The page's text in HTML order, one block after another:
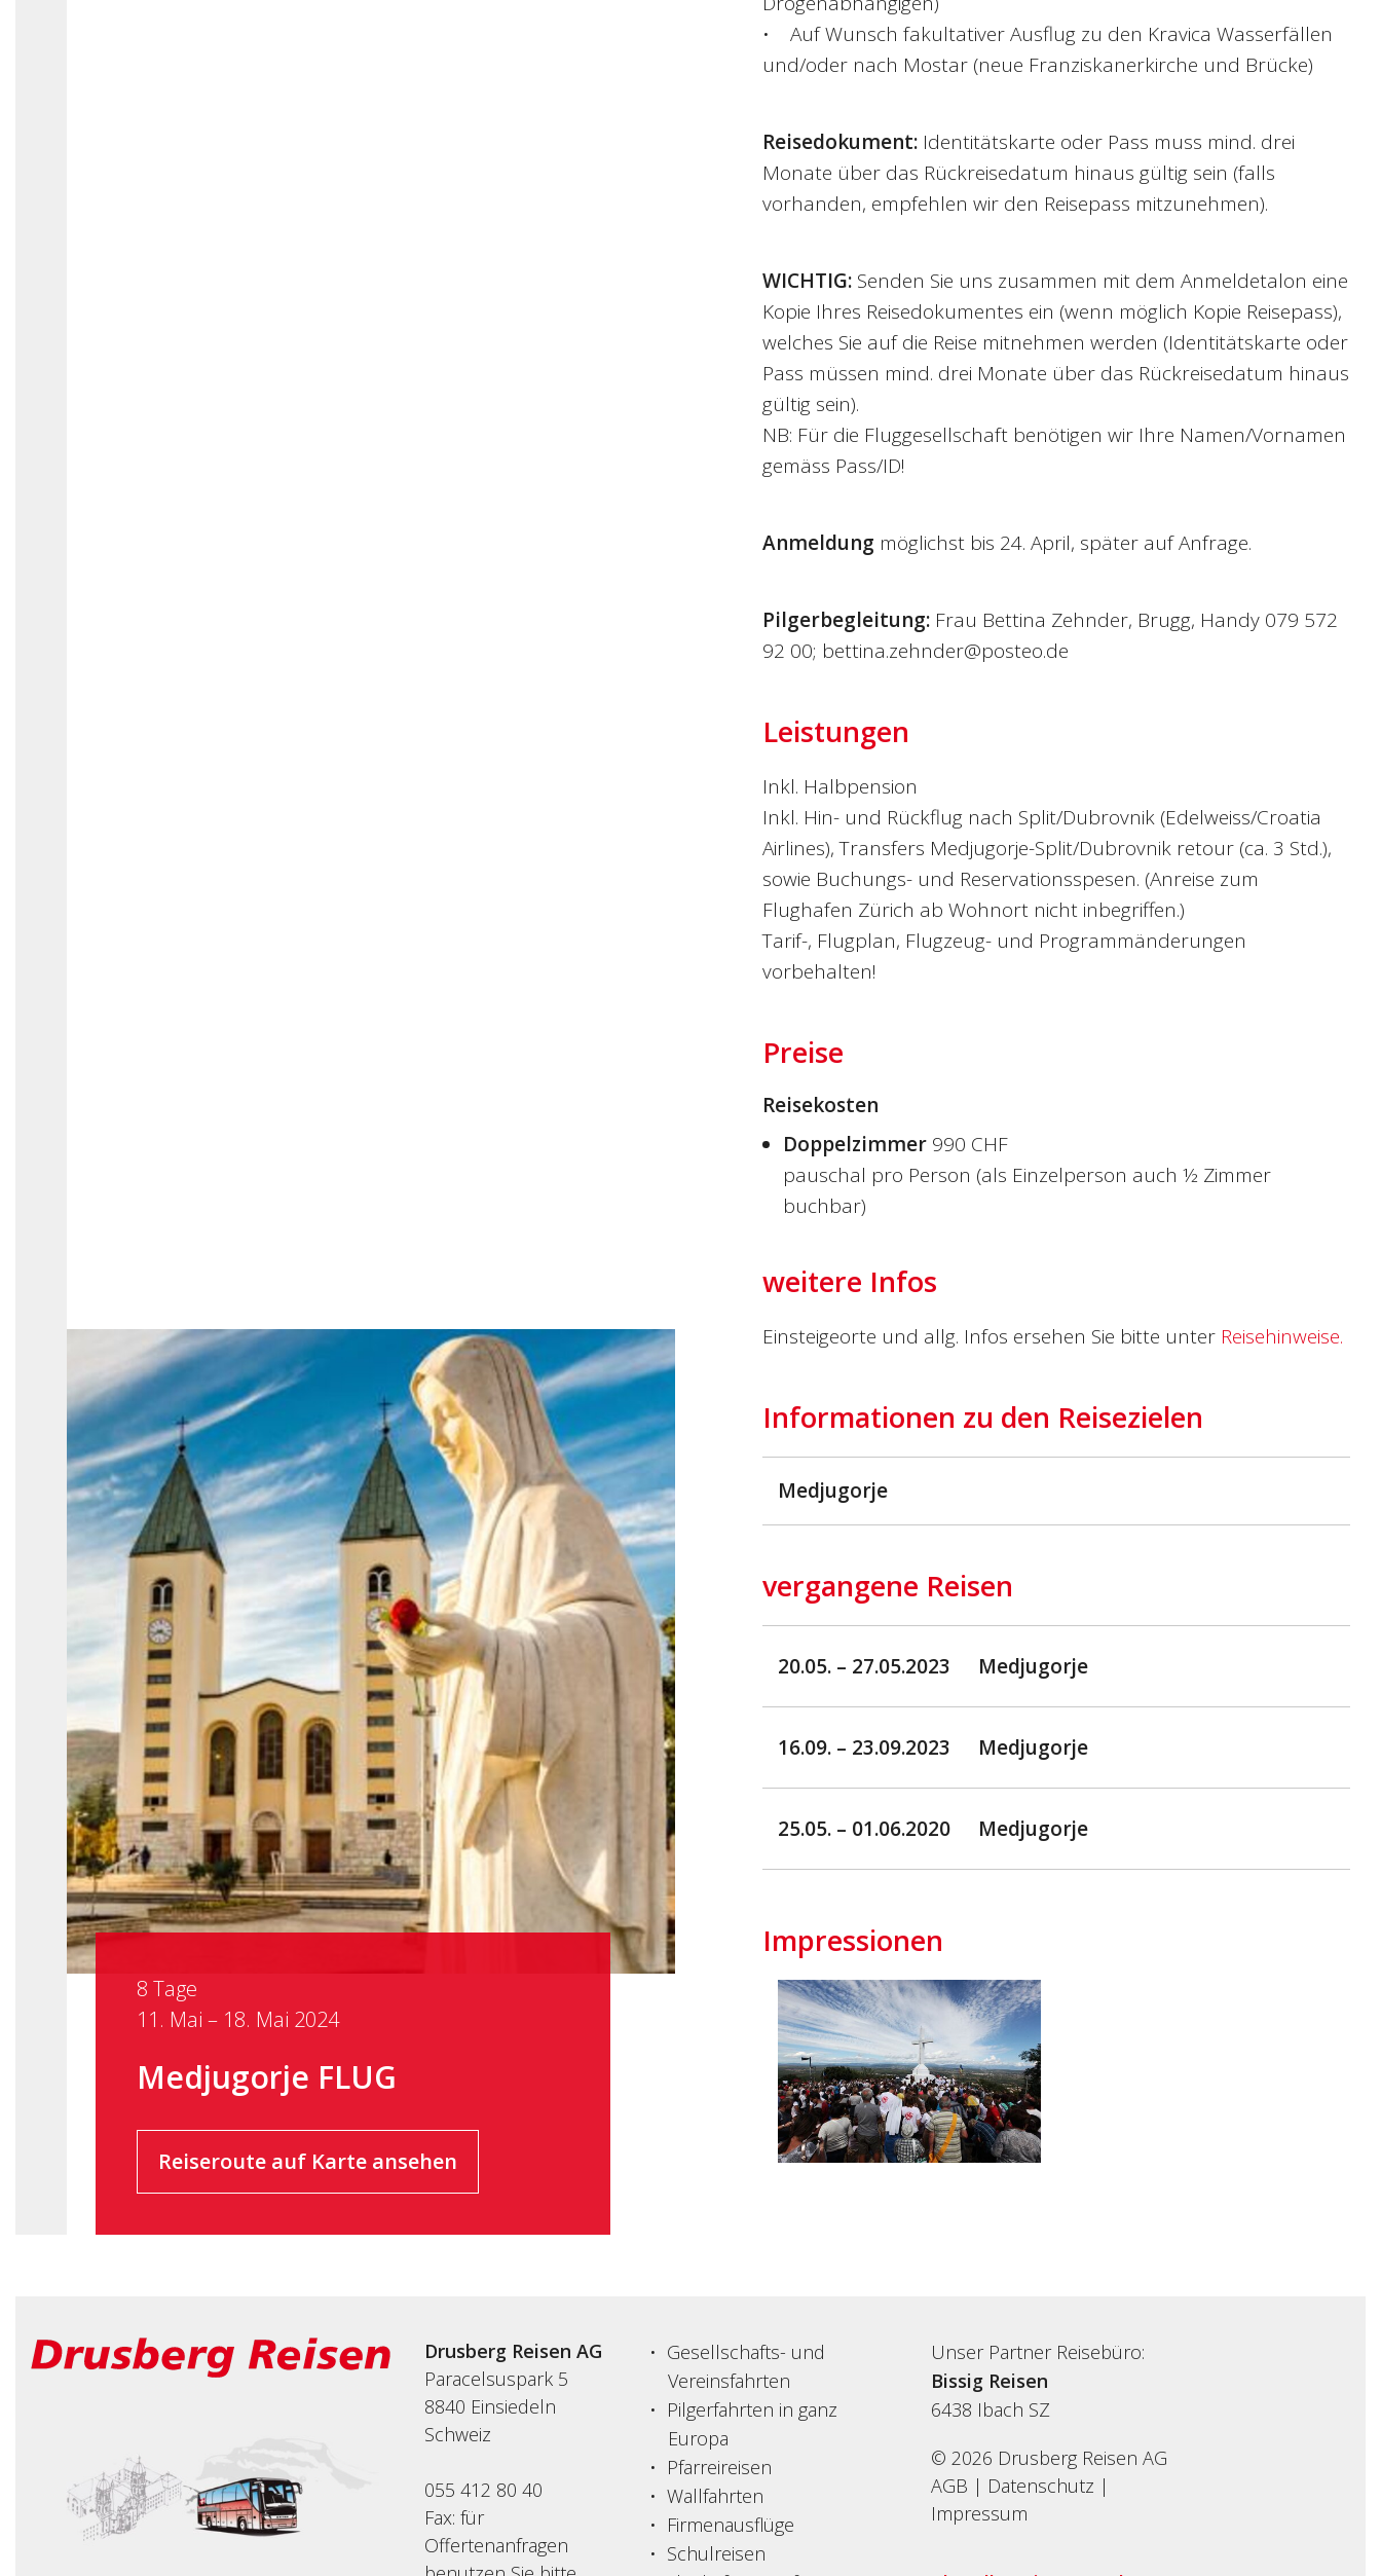
8 Tage
11. Mai – 18. Mai 2024
Medjugorje FLUG
Reiseroute auf Karte ansehen
• Auf Wunsch fakultativer Ausflug zu den Kravica Wasserfällen
und/oder nach Mostar (neue Franziskanerkirche und Brücke)
Reisedokument:Identitätskarte oder Pass muss mind. drei
Monate über das Rückreisedatum hinaus gültig sein (falls
vorhanden, empfehlen wir den Reisepass mitzunehmen).
WICHTIG:Senden Sie uns zusammen mit dem Anmeldetalon eine
Kopie Ihres Reisedokumentes ein (wenn möglich Kopie Reisepass),
welches Sie auf die Reise mitnehmen werden (Identitätskarte oder
Pass müssen mind. drei Monate über das Rückreisedatum hinaus
gültig sein).
NB: Für die Fluggesellschaft benötigen wir Ihre Namen/Vornamen
gemäss Pass/ID!
Anmeldung möglichst bis 24. April, später auf Anfrage.
Pilgerbegleitung:Frau Bettina Zehnder, Brugg, Handy 079 572
92 00; bettina.zehnder@posteo.de
Leistungen
Inkl. Halbpension
Inkl. Hin- und Rückflug nach Split/Dubrovnik (Edelweiss/Croatia
Airlines), Transfers Medjugorje-Split/Dubrovnik retour (ca. 3 Std.),
sowie Buchungs- und Reservationsspesen. (Anreise zum
Flughafen Zürich ab Wohnort nicht inbegriffen.)
Tarif-, Flugplan, Flugzeug- und Programmänderungen
vorbehalten!
Preise
Reisekosten
Doppelzimmer 990 CHF
pauschal pro Person (als Einzelperson auch ½ Zimmer
buchbar)
weitere Infos
Einsteigeorte und allg. Infos ersehen Sie bitte unter Reisehinweise.
Informationen zu den Reisezielen
Medjugorje
vergangene Reisen
20.05. – 27.05.2023 Medjugorje
16.09. – 23.09.2023 Medjugorje
25.05. – 01.06.2020 Medjugorje
Impressionen
Drusberg Reisen AG
Paracelsuspark 5
8840 Einsiedeln
Schweiz
055 412 80 40
Fax: für
Offertenanfragen
Gesellschafts- und
Vereinsfahrten
Pilgerfahrten in ganz
Europa
Pfarreireisen
Wallfahrten
Firmenausflüge
Schulreisen
Unser Partner Reisebüro:
Bissig Reisen
6438 Ibach SZ
© 2026 Drusberg Reisen AG
AGB | Datenschutz |
Impressum